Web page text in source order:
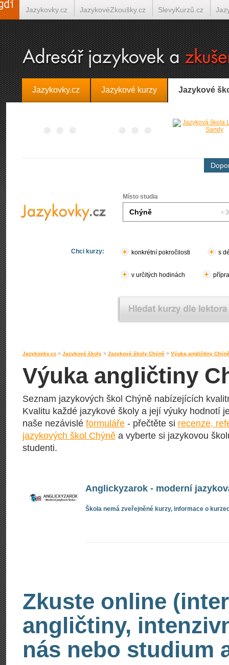
Jazykovky.cz Jazykové kurzy Jazykové
Místo studia
Chci kurzy: konkrétní pokročilosti s
v určitých hodinách
Jazykovky.cz > Jazykové školy > Jazykové školy Chýně > Výuka angličtiny
Výuka angličtiny
Seznam jazykových škol Chýně nabízejících
Kvalitu každé jazykové školy a její výuky hodnotí
naše nezávislé formuláře - přečtěte si recenze,
jazykových škol Chýně a vyberte si jazykovou
studenti.
Anglickyzarok - moderní
Škola nemá zveřejněné kurzy, informace o
Zkuste online
angličtiny,
nás nebo studium
Jazykovky.cz JazykovéZkoušky.cz SlevyKurzů.cz
Španělština on-line Italština on-line Tlumočení-